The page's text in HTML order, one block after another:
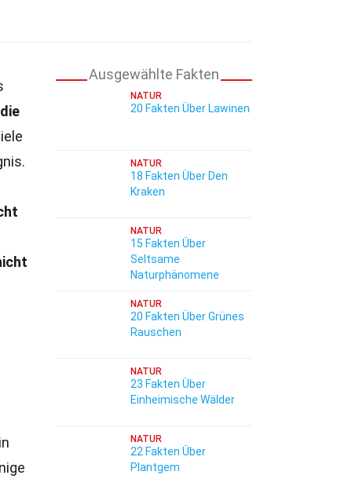
Ausgewählte Fakten
NATUR
20 Fakten Über Lawinen
NATUR
18 Fakten Über Den
Kraken
NATUR
15 Fakten Über
Seltsame
Naturphänomene
NATUR
20 Fakten Über Grünes
Rauschen
NATUR
23 Fakten Über
Einheimische Wälder
NATUR
22 Fakten Über
Plantgem